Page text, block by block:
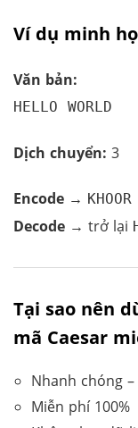
Ví dụ minh
Văn bản:
HELLO WORLD
Dịch chuyển: 3
Encode →
Decode → trở lại
Tại sao nên
mã Caesar
Nhanh chóng
Miễn phí 100%